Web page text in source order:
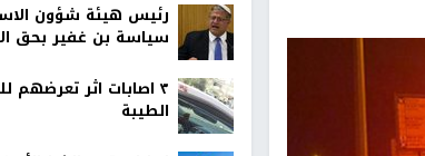
رئيس هيئة شؤون
سياسة بن غفير بحق
٣ اصابات اثر
الطيبة